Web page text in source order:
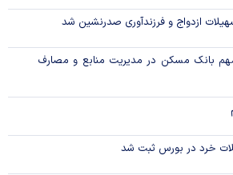
ازدواج و فرزندآوری صدرنشین شد
بانک مسکن در مدیریت منابع و مصارف
خرد در بورس ثبت شد